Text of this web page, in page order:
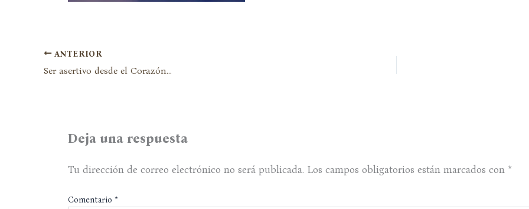
ANTERIOR
Ser asertivo desde el Corazón…
Deja una respuesta
Tu dirección de correo electrónico no será publicada. Los campos obligatorios están marcados con *
Comentario *